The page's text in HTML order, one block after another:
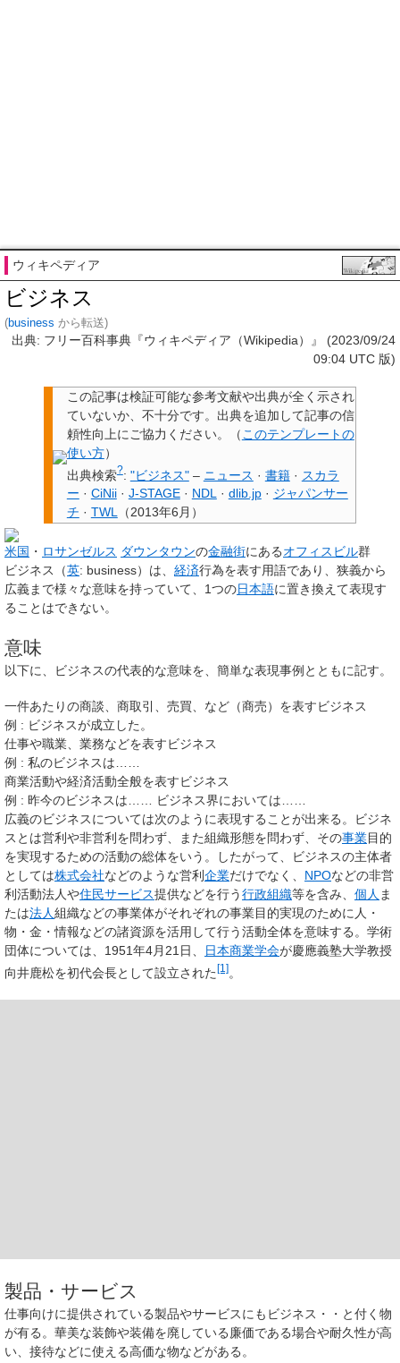
ウィキペディア
ビジネス
(business から転送)
出典: フリー百科事典『ウィキペディア（Wikipedia）』 (2023/09/24
09:04 UTC 版)
この記事は検証可能な参考文献や出典が全く示され
ていないか、不十分です。 出典を追加して記事の信
頼性向上にご協力ください。
（ このテンプレートの
使い方）
出典検索?: "ビジネス"– ニュース · 書籍 · スカラ
ー · CiNii · J-STAGE · NDL · dlib.jp · ジャパンサー
チ · TWL（2013年6月 ）
米国 ・ ロサンゼルス ダウンタウンの金融街にあるオフィスビル群
ビジネス
（英: business）は、 経済行為を表す用語であり、狭義から
広義まで様々な意味を持っていて、1つの日本語に置き換えて表現す
ることはできない。
意味
以下に、ビジネスの代表的な意味を、簡単な表現事例とともに記す。
一件あたりの商談、商取引、売買、など（商売）を表すビジネス
例 : ビジネスが成立した。
仕事や職業、業務などを表すビジネス
例 : 私のビジネスは……
商業活動や経済活動全般を表すビジネス
例 : 昨今のビジネスは…… ビジネス界においては……
広義のビジネスについては次のように表現することが出来る。ビジネ
スとは営利や非営利を問わず、また組織形態を問わず、その事業目的
を実現するための活動の総体をいう。したがって、ビジネスの主体者
としては株式会社などのような営利 企業だけでなく、 NPOなどの非営
利活動法人や住民サービス提供などを行う行政組織等を含み、 個人 ま
たは法人組織などの事業体がそれぞれの事業目的実現のために人・
物・金・情報などの諸資源を活用して行う活動全体を意味する。学術
団体については、1951年4月21日、
日本商業学会が慶應義塾大学教授
向井鹿松を初代会長として設立された[1]。
製品・サービス
仕事向けに提供されている製品やサービスにもビジネス・・と付く物
が有る。華美な装飾や装備を廃している廉価である場合や耐久性が高
い、接待などに使える高価な物などがある。